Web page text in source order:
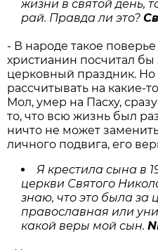
жизни в святой день,
рай. Правда ли это?
- В народе такое
христианин посчитал бы
церковный праздник.
рассчитывать на какие-
Мол, умер на Пасху,
то, что всю жизнь был
ничто не может
личного подвига, его
Я крестила сына в
церкви Святого
знаю, что это была за
православная или
какой веры мой сын.